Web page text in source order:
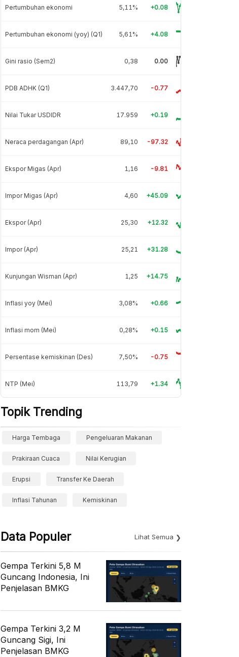
Pertumbuhan ekonomi 5,11% +0.08
Pertumbuhan ekonomi (yoy) (Q1) 5,61% +4.08
Gini rasio (Sem2) 0,38 0.00
PDB ADHK (Q1) 3.447,70 -0.77
Nilai Tukar USDIDR 17.959 +0.19
Neraca perdagangan (Apr) 89,10 -97.32
Ekspor Migas (Apr) 1,16 -9.81
Impor Migas (Apr) 4,60 +45.09
Ekspor (Apr) 25,30 +12.32
Impor (Apr) 25,21 +31.28
Kunjungan Wisman (Apr) 1,25 +14.75
Inflasi yoy (Mei) 3,08% +0.66
Inflasi mom (Mei) 0,28% +0.15
Persentase kemiskinan (Des) 7,50% -0.75
NTP (Mei) 113,79 +1.34
Topik Trending
Harga Tembaga Pengeluaran Makanan
Prakiraan Cuaca Nilai Kerugian
Erupsi Transfer Ke Daerah
Inflasi Tahunan Kemiskinan
Data Populer Lihat Semua
Gempa Terkini 5,8 M
Guncang Indonesia, Ini
Penjelasan BMKG
Gempa Terkini 3,2 M
Guncang Sigi, Ini
Penjelasan BMKG